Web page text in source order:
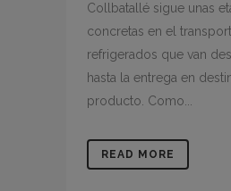
Collbatallé sigue unas
concretas en el
refrigerados que van
hasta la entrega en
producto. Como...
READ MORE